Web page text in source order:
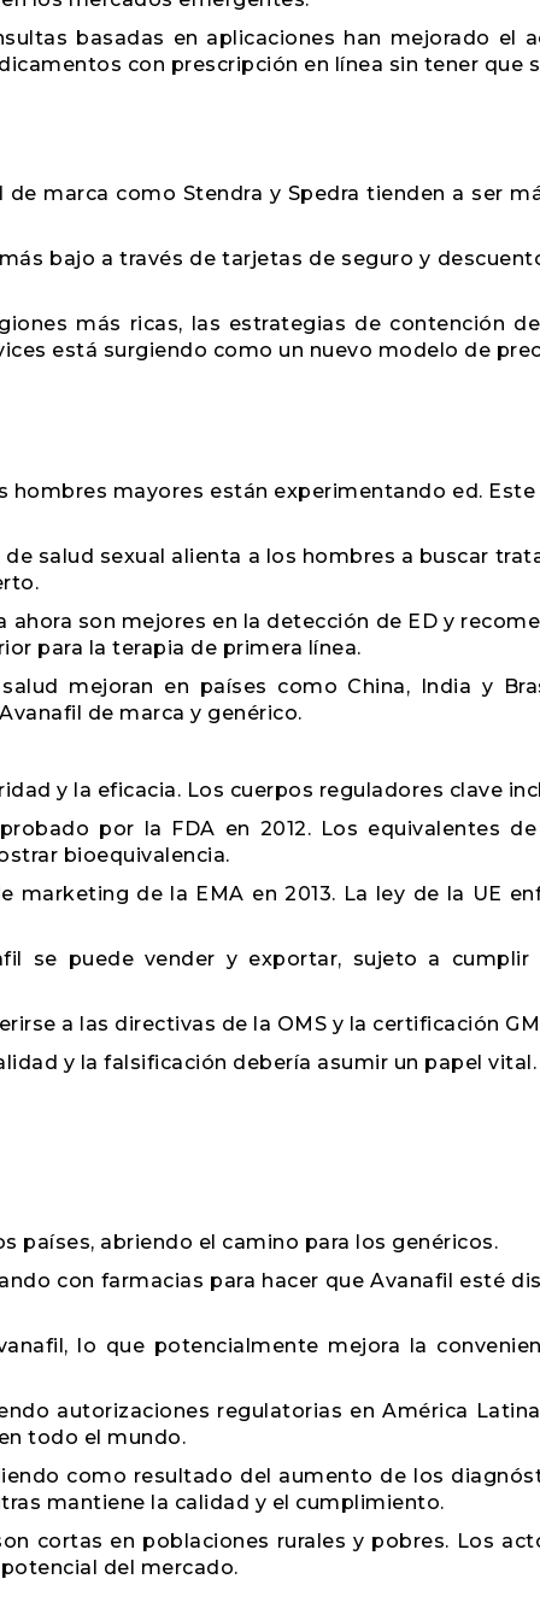
basadas en aplicaciones han mejorado el
con prescripción en línea sin tener que
marca como Stendra y Spedra tienden a ser
bajo a través de tarjetas de seguro y
más ricas, las estrategias de contención
está surgiendo como un nuevo modelo de
hombres mayores están experimentando ed.
salud sexual alienta a los hombres a buscar
son mejores en la detección de ED y
para la terapia de primera línea.
mejoran en países como China, India y
de marca y genérico.
y la eficacia. Los cuerpos reguladores clave
por la FDA en 2012. Los equivalentes
bioequivalencia.
marketing de la EMA en 2013. La ley de la UE
se puede vender y exportar, sujeto a cumplir
a las directivas de la OMS y la certificación
y la falsificación debería asumir un papel vital.
países, abriendo el camino para los genéricos.
con farmacias para hacer que Avanafil esté
lo que potencialmente mejora la
autorizaciones regulatorias en América
todo el mundo.
como resultado del aumento de los
mantiene la calidad y el cumplimiento.
cortas en poblaciones rurales y pobres. Los
del mercado.
Ambulatory Surgical Centers), and Análisis
regional, 2024-2031